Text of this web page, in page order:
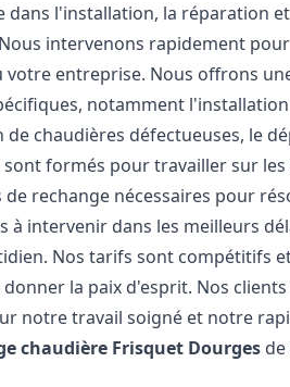
dans l'installation, la réparation
intervenons rapidement
votre entreprise. Nous offrons
notamment
chaudières défectueuses, le
formés pour travailler sur
de rechange nécessaires pour
à intervenir dans les meilleurs
Nos tarifs sont compétitifs
la paix d'esprit. Nos
notre travail soigné et notre
chaudière Frisquet Dourges